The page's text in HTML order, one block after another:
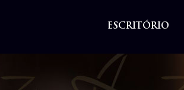
ESCRITÓRIO